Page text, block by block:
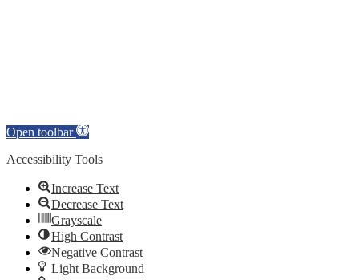
Open toolbar
Accessibility Tools
Increase Text
Decrease Text
Grayscale
High Contrast
Negative Contrast
Light Background